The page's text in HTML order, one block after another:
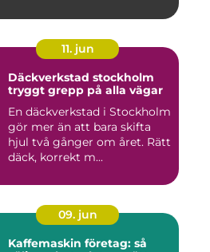
11. jun
Däckverkstad stockholm
tryggt grepp på alla vägar
En däckverkstad i Stockholm
gör mer än att bara skifta
hjul två gånger om året. Rätt
däck, korrekt m...
09. jun
Kaffemaskin företag: så